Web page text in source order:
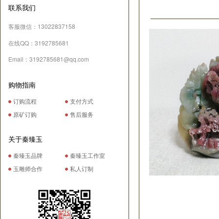
联系我们
客服微信：13022837158
在线QQ：3192785681
Email：3192785681@qq.com
购物指南
订购流程
支付方式
原矿订购
售后服务
关于秦臻玉
秦臻玉品牌
秦臻玉工作室
玉雕师合作
私人订制